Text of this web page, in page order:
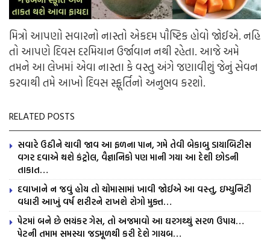
મિત્રો આપણો સવારનો નાસ્તો એકદમ પૌષ્ટિક હોવો જોઈએ. નહિ
તો આપણે દિવસ દરમિયાન ઉર્જાવાન નથી રહેતા. આજે અમે
તમને આ લેખમાં એવા નાસ્તા કે વસ્તુ અંગે જણાવીશું જેનું સેવન
કરવાથી તમે આખો દિવસ સ્ફૂર્તિનો અનુભવ કરશો.
RELATED POSTS
સવારે ઉઠીને ચાવી જાવ આ ફળના પાન, ગમે તેવી બેકાબુ ડાયાબિટીસ
વગર દવાએ થશે કંટ્રોલ, વૈજ્ઞાનિકો પણ માની ગયા આ દેશી છોડની
તાકાત…
દવાખાને ન જવું હોય તો ચોમાસામાં ખાવી જોઈએ આ વસ્તુ, ઇમ્યુનિટી
વધારી આખું વર્ષ શરીરને રાખશે રોગો મુક્ત…
પેટમાં બને છે ભયંકર ગેસ, તો અજમાવો આ ઘરગથ્થું સરળ ઉપાય…
પેટની તમામ સમસ્યા જડમૂળથી કરી દેશે ગાયબ…